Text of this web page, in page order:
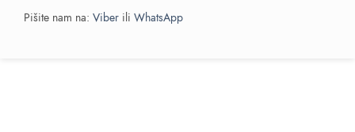
Pišite nam na:Viber iliWhatsApp